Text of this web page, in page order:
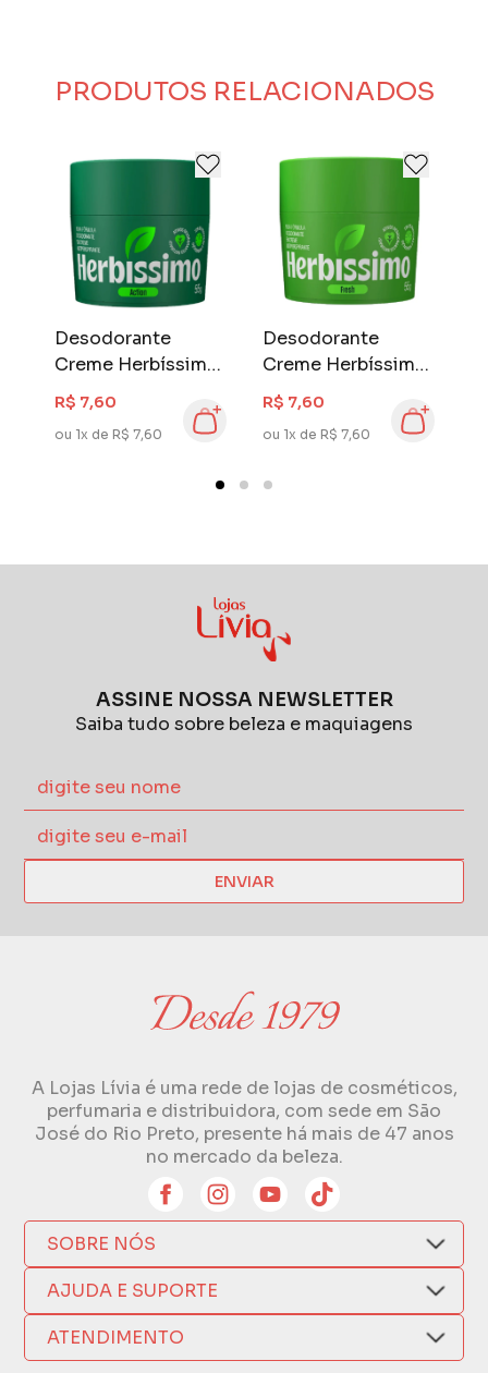
PRODUTOS RELACIONADOS
Desodorante
Creme Herbíssimo
55 gr Action
R$ 7,60
ou 1x de R$ 7,60
Desodorante
Creme Herbíssimo
55 gr Fresh
R$ 7,60
ou 1x de R$ 7,60
ASSINE NOSSA NEWSLETTER
Saiba tudo sobre beleza e maquiagens
ENVIAR
A Lojas Lívia é uma rede de lojas de cosméticos,
perfumaria e distribuidora, com sede em São
José do Rio Preto, presente há mais de 47 anos
no mercado da beleza.
SOBRE NÓS
Quem Somos
Compra Segura
Como Comprar
Nossas Lojas
AJUDA E SUPORTE
Nosso Aplicativo
Trocas e Devoluções
ATENDIMENTO